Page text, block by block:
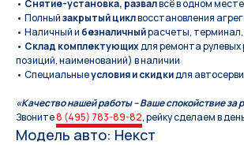
• Снятие-установка, развалвсё в одном месте
• Полныйзакрытый циклвосстановления
• Наличный и безналичныйрасчеты, терминал,
• Склад комплектующихдля ремонта рулевых
позиций, наименований) в наличии
• Специальныеусловия и скидкидля
«Качество нашей работы – Ваше спокойствие за
Звоните8 (495) 783-89-82, рейку сделаем в
Модель авто: Некст